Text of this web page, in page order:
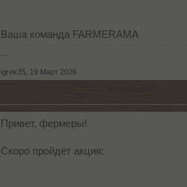
Ваша команда FARMERAMA
---
igrek35 19 Март 2026
Привет, фермеры!
Скоро пройдёт акция: